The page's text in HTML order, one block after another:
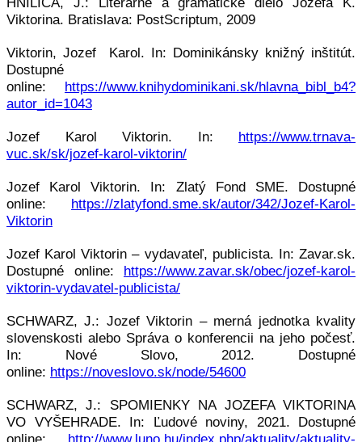
Viktorina. Bratislava: PostScriptum, 2009
Viktorin, Jozef Karol. In: Dominikánsky knižný inštitút.
Dostupné
online: https://www.knihydominikani.sk/hlavna_bibl_b4?
autor_id=1043
Jozef Karol Viktorin. In: https://www.trnava-
vuc.sk/sk/jozef-karol-viktorin/
Jozef Karol Viktorin. In: Zlatý Fond SME. Dostupné
online: https://zlatyfond.sme.sk/autor/342/Jozef-Karol-
Viktorin
Jozef Karol Viktorin – vydavateľ, publicista. In: Zavar.sk.
Dostupné online: https://www.zavar.sk/obec/jozef-karol-
viktorin-vydavatel-publicista/
SCHWARZ, J.: Jozef Viktorin – merná jednotka kvality
slovenskosti alebo Správa o konferencii na jeho počesť.
In: Nové Slovo, 2012. Dostupné
online: https://noveslovo.sk/node/54600
SCHWARZ, J.: SPOMIENKY NA JOZEFA VIKTORINA
VO VYŠEHRADE. In: Ľudové noviny, 2021. Dostupné
online: http://www.luno.hu/index.php/aktuality/aktuality-